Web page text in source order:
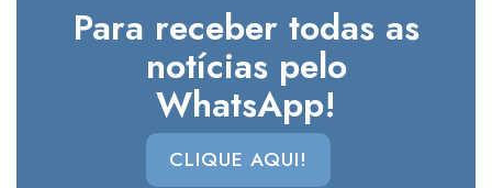
Para receber todas as
notícias pelo
WhatsApp!
CLIQUE AQUI!